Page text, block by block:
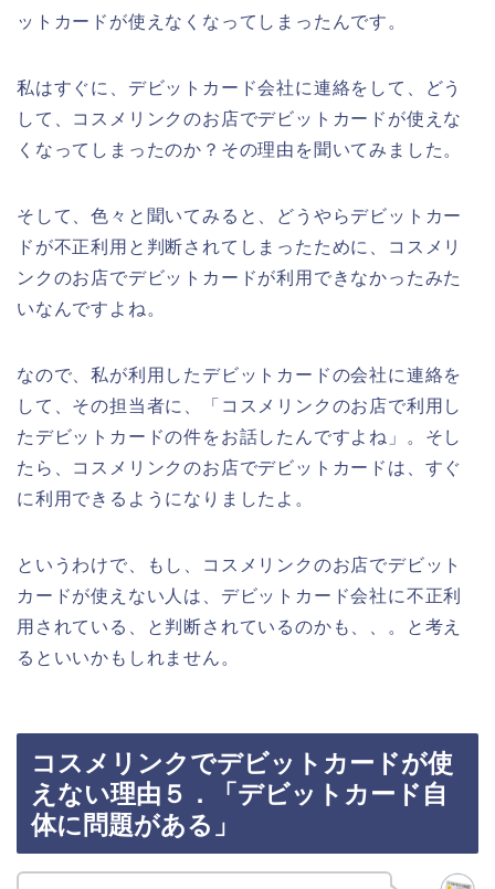
ットカードが使えなくなってしまったんです。
私はすぐに、デビットカード会社に連絡をして、どう
して、コスメリンクのお店でデビットカードが使えな
くなってしまったのか？その理由を聞いてみました。
そして、色々と聞いてみると、どうやらデビットカー
ドが不正利用と判断されてしまったために、コスメリ
ンクのお店でデビットカードが利用できなかったみた
いなんですよね。
なので、私が利用したデビットカードの会社に連絡を
して、その担当者に、「コスメリンクのお店で利用し
たデビットカードの件をお話したんですよね」。そし
たら、コスメリンクのお店でデビットカードは、すぐ
に利用できるようになりましたよ。
というわけで、もし、コスメリンクのお店でデビット
カードが使えない人は、デビットカード会社に不正利
用されている、と判断されているのかも、、。と考え
るといいかもしれません。
コスメリンクでデビットカードが使
えない理由５．「デビットカード自
体に問題がある」